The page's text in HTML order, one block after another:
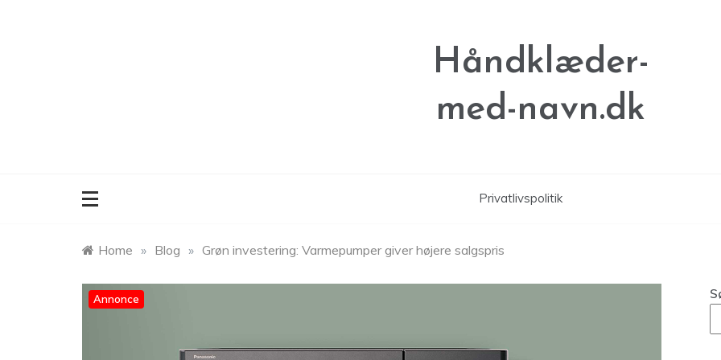
Håndklæder-
med-navn.dk
Privatlivspolitik
Home » Blog » Grøn investering: Varmepumper giver højere salgspris
Annonce